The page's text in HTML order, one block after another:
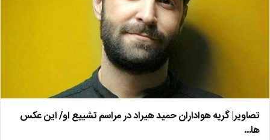
تصاویر| گریه هواداران حمید هیراد در مراسم تشییع او/ این عکس
ها…